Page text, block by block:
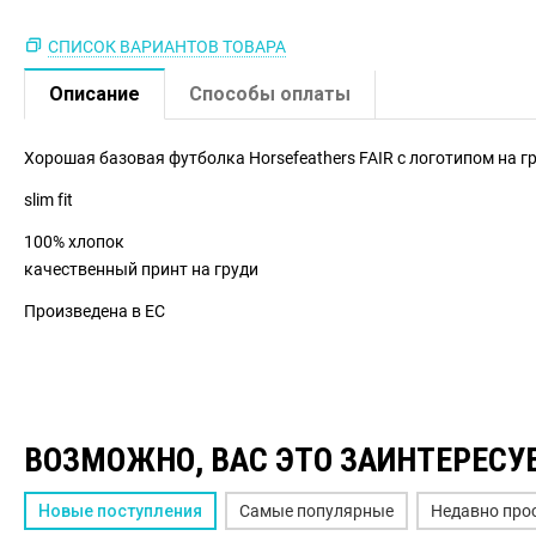
СПИСОК ВАРИАНТОВ ТОВАРА
Описание Способы оплаты
Хорошая базовая футболка Horsefeathers FAIR с логотипом на
slim fit
100% хлопок
качественный принт на груди
Произведена в ЕС
ВОЗМОЖНО, ВАС ЭТО
Новые поступления Самые популярные Недавно